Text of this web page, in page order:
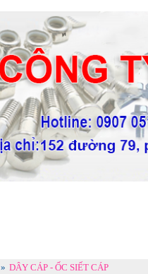
» DÂY CÁP - ỐC SIẾT CÁP